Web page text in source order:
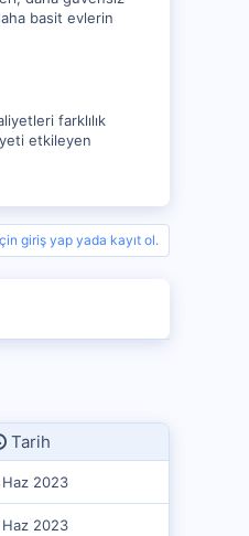
basit evlerin
farklılık
etkileyen
giriş yap yada kayıt ol.
Tarih
Haz 2023
Haz 2023